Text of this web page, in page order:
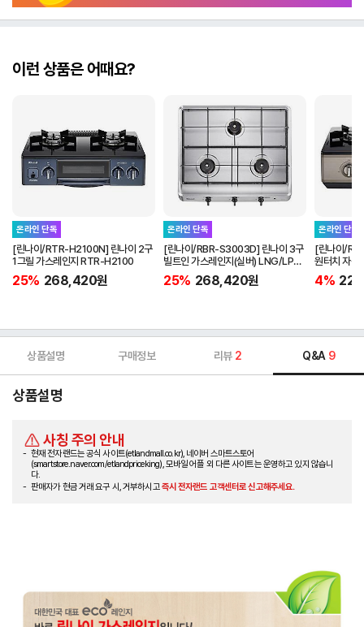
이런 상품은 어때요?
온라인 단독
[린나이/RTR-H2100N] 린나이 2구
1그릴 가스레인지 RTR-H2100
25% 268,420원
온라인 단독
[린나이/RBR-S3003D] 린나이 3구
빌트인 가스레인지(실버) LNG/LPG
선택 RBR-S3003D
25% 268,420원
온라인 단독
[린나이/
원터치 자동
RTR-
4%
상품설명 구매정보 리뷰 2 Q&A 9
상품설명
사칭 주의 안내
현재 전자랜드는 공식 사이트(etlandmall.co.kr), 네이버 스마트스토어
(smartstore.naver.com/etlandpriceking), 모바일 어플 외 다른 사이트는 운영하고 있지 않습니
다.
판매자가 현금 거래 요구 시, 거부하시고즉시 전자랜드 고객센터로 신고해주세요.